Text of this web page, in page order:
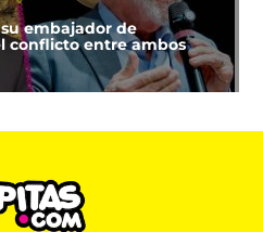
embajador de
conflicto entre ambos